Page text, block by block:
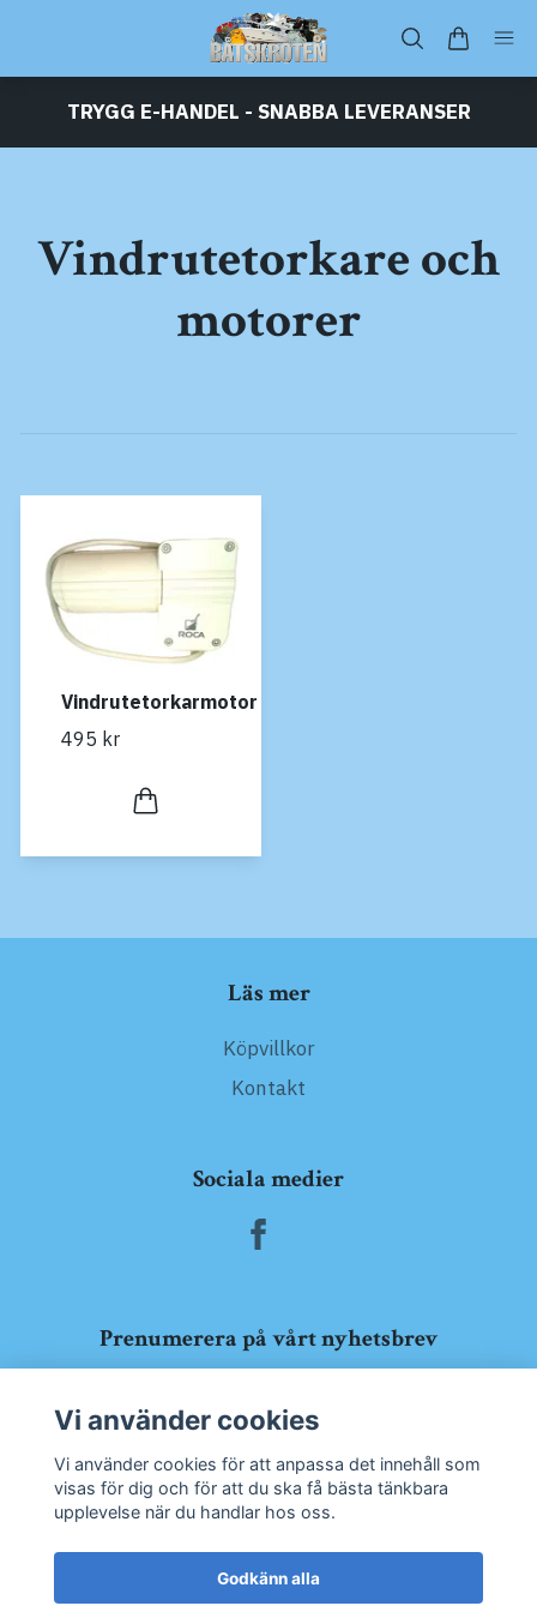
TRYGG E-HANDEL - SNABBA LEVERANSER
Vindrutetorkare och
motorer
Vindrutetorkarmotor
495 kr
Läs mer
Köpvillkor
Kontakt
Sociala medier
Prenumerera på vårt nyhetsbrev
Vi använder cookies
Vi använder cookies för att anpassa det innehåll som
visas för dig och för att du ska få bästa tänkbara
upplevelse när du handlar hos oss.
Godkänn alla